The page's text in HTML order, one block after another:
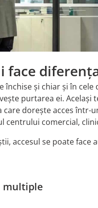
face
și chiar și în
purtarea ei.
dorește acces
centrului comercial,
accesul se poate face
multiple